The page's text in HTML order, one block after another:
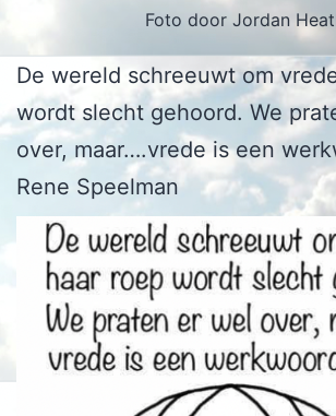
Foto door Jordan
De wereld schreeuwt om
wordt slecht gehoord. We
over, maar….vrede is een
Rene Speelman